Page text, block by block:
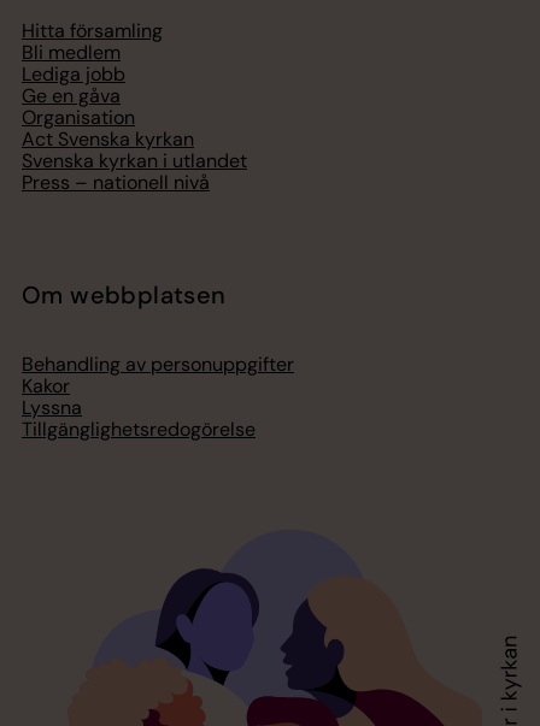
Hitta församling
Bli medlem
Lediga jobb
Ge en gåva
Organisation
Act Svenska kyrkan
Svenska kyrkan i utlandet
Press – nationell nivå
Om webbplatsen
Behandling av personuppgifter
Kakor
Lyssna
Tillgänglighetsredogörelse